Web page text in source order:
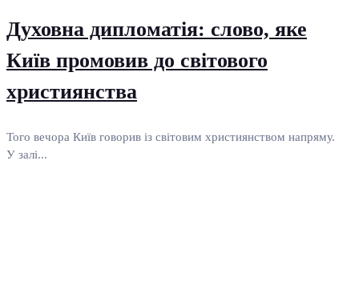
Духовна дипломатія: слово, яке
Київ промовив до світового
християнства
Того вечора Київ говорив із світовим християнством напряму.
У залі...